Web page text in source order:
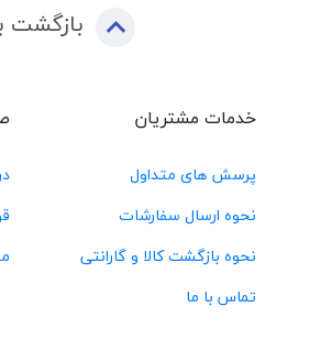
بازگشت
خدمات مشتریان
پرسش های متداول
نحوه ارسال سفارشات
نحوه بازگشت کالا و گارانتی
تماس با ما